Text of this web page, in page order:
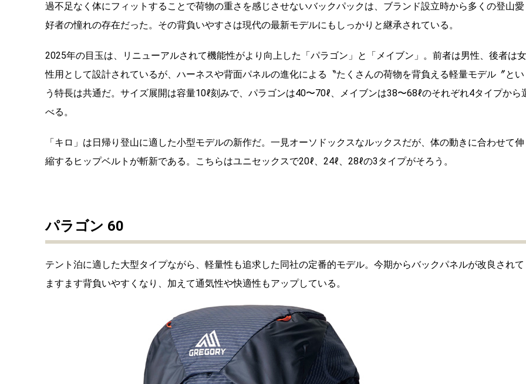
過不足なく体にフィットすることで荷物の重さを感じさせないバックパックは、ブランド設立時から多くの登山愛
好者の憧れの存在だった。その背負いやすさは現代の最新モデルにもしっかりと継承されている。
2025年の目玉は、リニューアルされて機能性がより向上した「パラゴン」と「メイブン」。前者は男性、後者は女
性用として設計されているが、ハーネスや背面パネルの進化による〝たくさんの荷物を背負える軽量モデル〞とい
う特長は共通だ。サイズ展開は容量10ℓ刻みで、パラゴンは40〜70ℓ、メイブンは38〜68ℓのそれぞれ4タイプから
べる。
「キロ」は日帰り登山に適した小型モデルの新作だ。一見オーソドックスなルックスだが、体の動きに合わせて伸
縮するヒップベルトが斬新である。こちらはユニセックスで20ℓ、24ℓ、28ℓの3タイプがそろう。
パラゴン 60
テント泊に適した大型タイプながら、軽量性も追求した同社の定番的モデル。今期からバックパネルが改良されて
ますます背負いやすくなり、加えて通気性や快適性もアップしている。